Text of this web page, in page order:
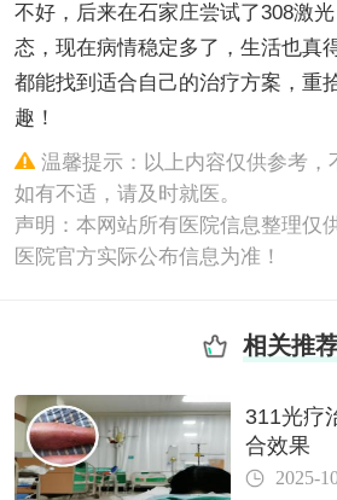
不好，后来在石家庄尝试了308激
态，现在病情稳定多了，生活也真
都能找到适合自己的治疗方案，重
趣！
温馨提示：以上内容仅供参考，
如有不适，请及时就医。
声明：本网站所有医院信息整理仅
医院官方实际公布信息为准！
相关推
311光疗
合效果
2025-